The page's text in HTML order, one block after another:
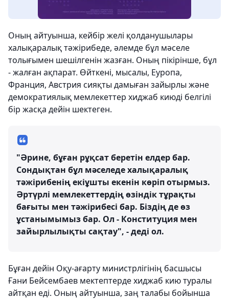
Оның айтуынша, кейбір желі қолданушылары
халықаралық тәжірибеде, әлемде бұл мәселе
толығымен шешілгенін жазған. Оның пікірінше, бұл
- жалған ақпарат. Өйткені, мысалы, Еуропа,
Франция, Австрия сияқты дамыған зайырлы және
демократиялық мемлекеттер хиджаб киюді белгілі
бір жасқа дейін шектеген.
"Әрине, бұған рұқсат беретін елдер бар.
Сондықтан бұл мәселеде халықаралық
тәжірибенің екіұшты екенін көріп отырмыз.
Әртүрлі мемлекеттердің өзіндік тұрақты
бағыты мен тәжірибесі бар. Біздің де өз
ұстанымымыз бар. Ол - Конституция мен
зайырлылықты сақтау", - деді ол.
Бұған дейін Оқу-ағарту министрлігінің басшысы
Ғани Бейсембаев мектептерде хиджаб кию туралы
айтқан еді. Оның айтуынша, заң талабы бойынша